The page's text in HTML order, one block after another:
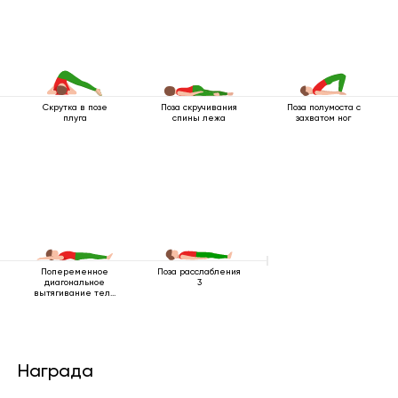
Скрутка в позе
плуга
Поза скручивания
спины лежа
Поза полумоста с
захватом ног
Попеременное
диагональное
вытягивание тела
Поза расслабления
3
Награда